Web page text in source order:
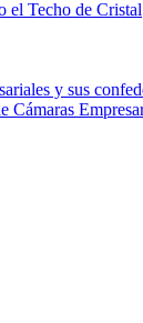
el Techo de Cristal
y sus
Cámaras